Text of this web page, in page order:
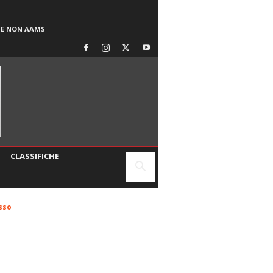
NON AAMS
CLASSIFICHE